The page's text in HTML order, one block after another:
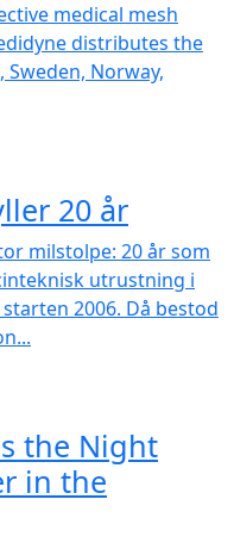
medical mesh
distributes the
Norway,
20 år
milstolpe: 20 år som
utrustning i
2006. Då bestod
the Night
in the